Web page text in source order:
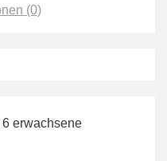
(0)
erwachsene